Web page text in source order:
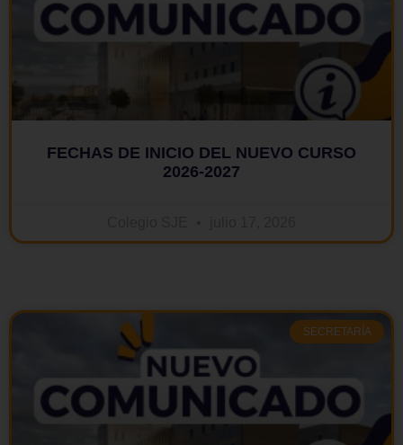
FECHAS DE INICIO DEL NUEVO CURSO
2026-2027
SECRETARÍA